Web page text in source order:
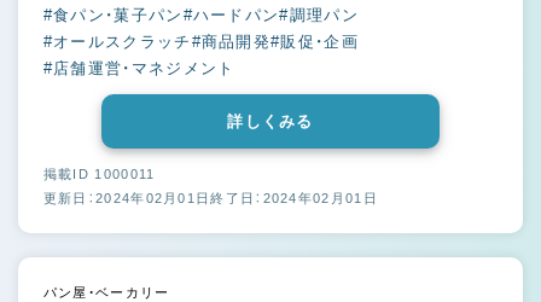
#食パン・菓子パン #ハードパン#調理パン
#オールスクラッチ #商品開発#販促・企画
#店舗運営・マネジメント
詳しくみる
掲載ID 1000011
更新日：2024年02月01日終了日：2024年02月01日
パン屋・ベーカリー